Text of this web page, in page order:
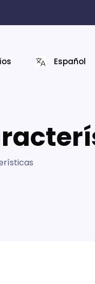
Español